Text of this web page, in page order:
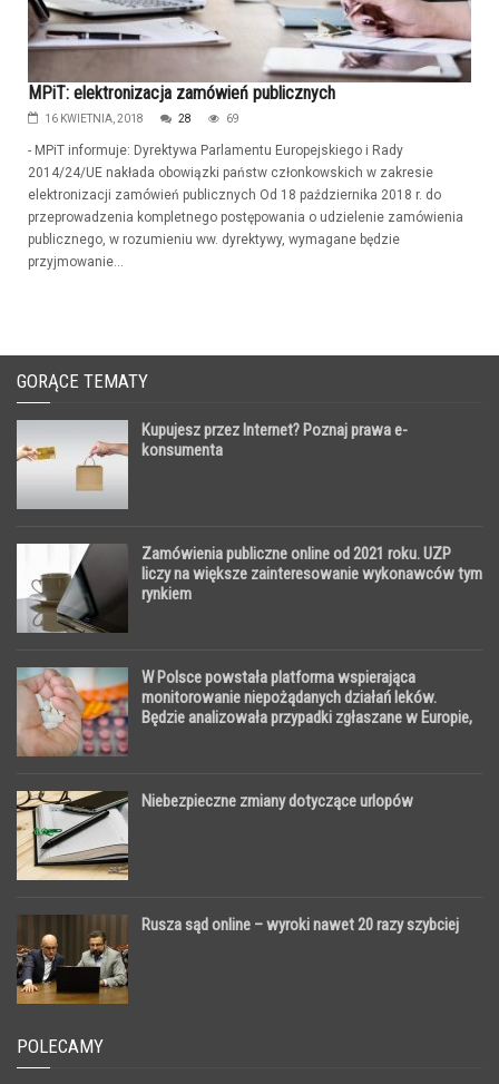
MPiT: elektronizacja zamówień publicznych
16 KWIETNIA, 2018 28 69
- MPiT informuje: Dyrektywa Parlamentu Europejskiego i Rady
2014/24/UE nakłada obowiązki państw członkowskich w zakresie
elektronizacji zamówień publicznych Od 18 października 2018 r. do
przeprowadzenia kompletnego postępowania o udzielenie zamówienia
publicznego, w rozumieniu ww. dyrektywy, wymagane będzie
przyjmowanie...
GORĄCE TEMATY
Kupujesz przez Internet? Poznaj prawa e-
konsumenta
Zamówienia publiczne online od 2021 roku. UZP
liczy na większe zainteresowanie wykonawców tym
rynkiem
W Polsce powstała platforma wspierająca
monitorowanie niepożądanych działań leków.
Będzie analizowała przypadki zgłaszane w Europie,
Niebezpieczne zmiany dotyczące urlopów
Rusza sąd online – wyroki nawet 20 razy szybciej
POLECAMY